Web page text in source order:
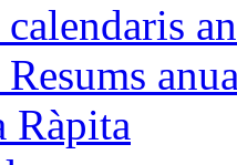
Ràpita